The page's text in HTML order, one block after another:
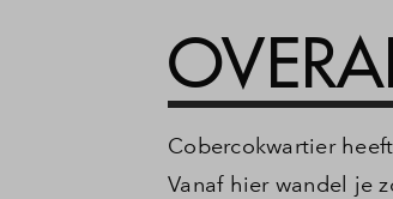
Cobercokwartier
Vanaf hier wandel je